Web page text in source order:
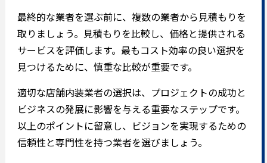
最終的な業者を選ぶ前に、複数の業者から見積もりを
取りましょう。見積もりを比較し、価格と提供される
サービスを評価します。最もコスト効率の良い選択を
見つけるために、慎重な比較が重要です。
適切な店舗内装業者の選択は、プロジェクトの成功と
ビジネスの発展に影響を与える重要なステップです。
以上のポイントに留意し、ビジョンを実現するための
信頼性と専門性を持つ業者を選びましょう。